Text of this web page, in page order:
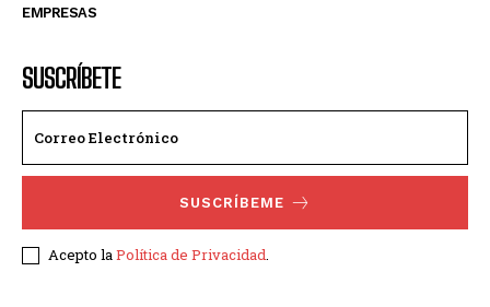
EMPRESAS
SUSCRÍBETE
SUSCRÍBEME
Acepto laPolítica de Privacidad.